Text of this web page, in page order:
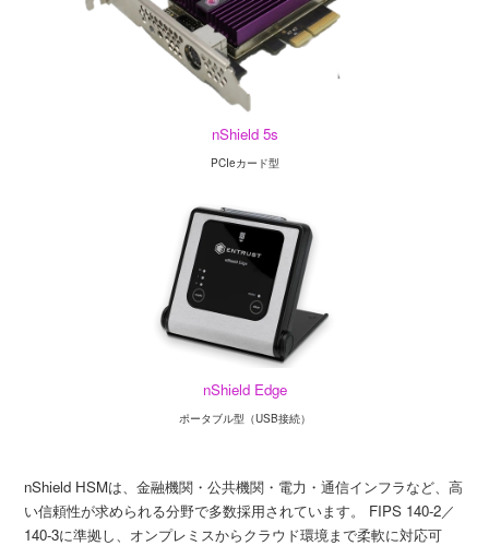
nShield 5s
PCIeカード型
nShield Edge
ポータブル型（USB接続）
nShield HSMは、金融機関・公共機関・電力・通信インフラなど、高
い信頼性が求められる分野で多数採用されています。 FIPS 140-2／
140-3に準拠し、オンプレミスからクラウド環境まで柔軟に対応可